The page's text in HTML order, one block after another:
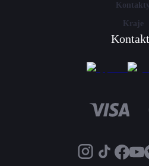
Kontakty
Kraje